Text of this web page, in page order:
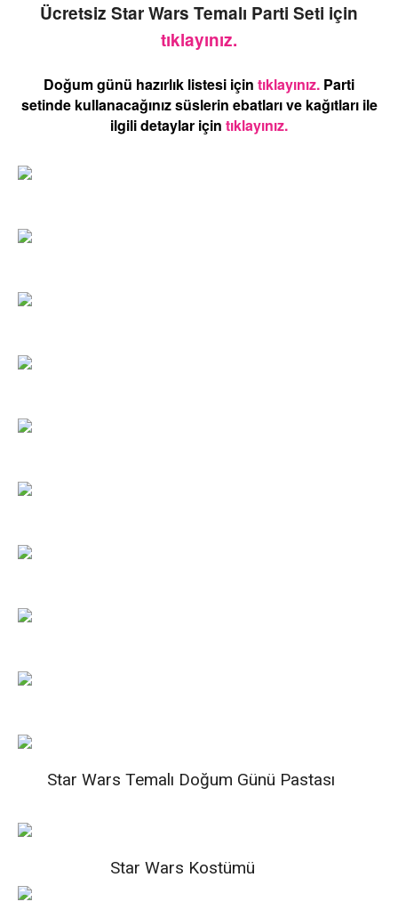
Ücretsiz Star Wars Temalı Parti Seti için
tıklayınız.
Doğum günü hazırlık listesi için tıklayınız. Parti
setinde kullanacağınız süslerin ebatları ve kağıtları ile
ilgili detaylar için tıklayınız.
Star Wars Temalı Doğum Günü Pastası
Star Wars Kostümü